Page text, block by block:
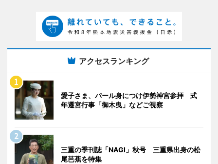
アクセスランキング
愛子さま、パール身につけ伊勢神宮参拝 式
年遷宮行事「御木曳」などご視察
三重の季刊誌「NAGI」秋号 三重県出身の松
尾芭蕉を特集